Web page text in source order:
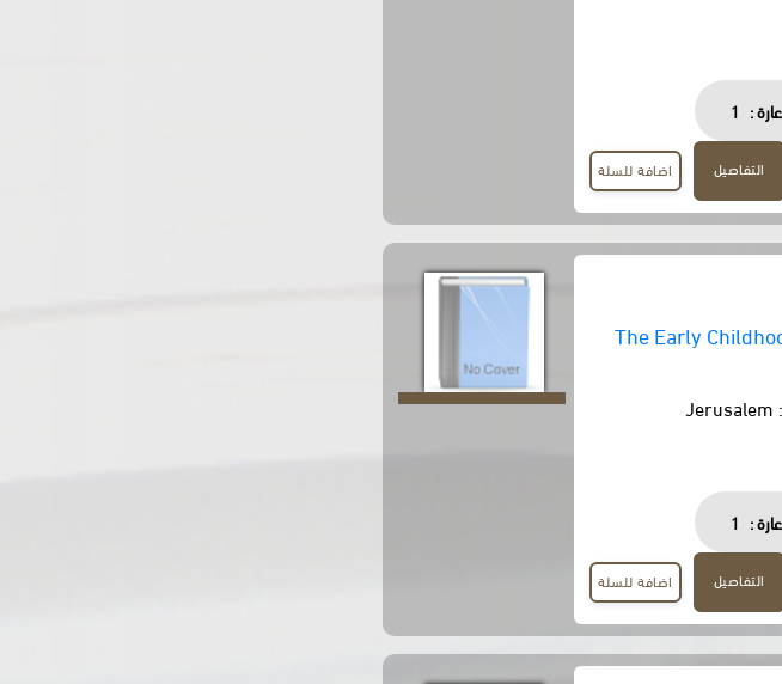
:
1
التفاصيل اضافة للسلة
The Early
Jerusalem
:
1
التفاصيل اضافة للسلة